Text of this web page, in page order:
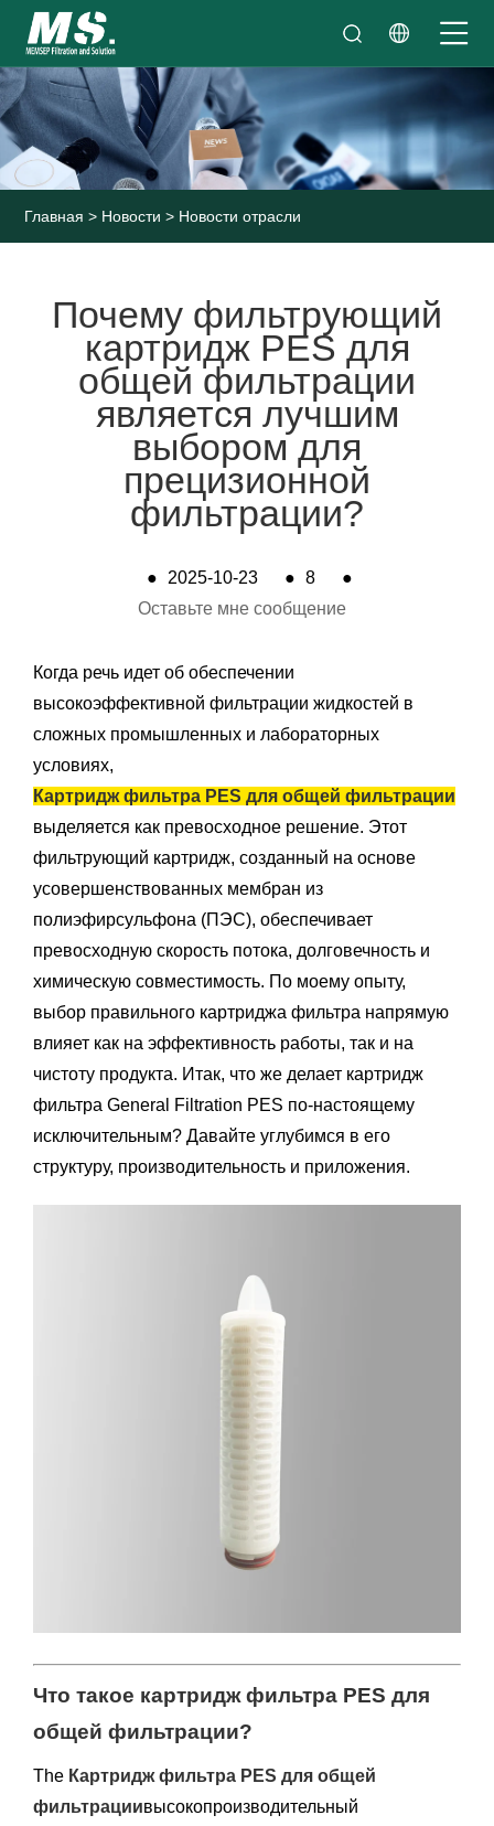
Главная > Новости > Новости отрасли
Почему фильтрующий
картридж PES для
общей фильтрации
является лучшим
выбором для
прецизионной
фильтрации?
● 2025-10-23 ● 8
●
Оставьте мне сообщение
Когда речь идет об обеспечении
высокоэффективной фильтрации жидкостей в
сложных промышленных и лабораторных
условиях,
Картридж фильтра PES для общей фильтрации
выделяется как превосходное решение. Этот
фильтрующий картридж, созданный на основе
усовершенствованных мембран из
полиэфирсульфона (ПЭС), обеспечивает
превосходную скорость потока, долговечность и
химическую совместимость. По моему опыту,
выбор правильного картриджа фильтра напрямую
влияет как на эффективность работы, так и на
чистоту продукта. Итак, что же делает картридж
фильтра General Filtration PES по-настоящему
исключительным? Давайте углубимся в его
структуру, производительность и приложения.
Что такое картридж фильтра PES для
общей фильтрации?
The Картридж фильтра PES для общей
фильтрациивысокопроизводительный